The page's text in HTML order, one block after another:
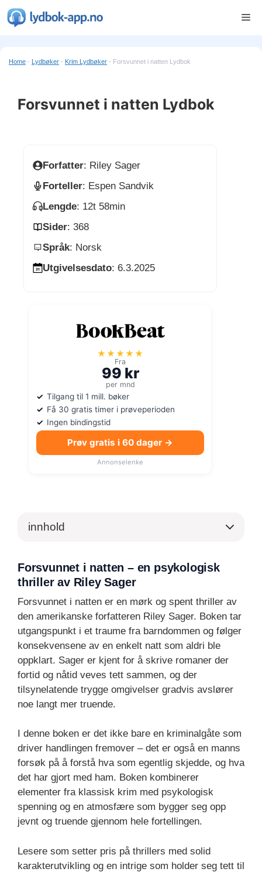
Hopp
Home - Lydbøker - Krim Lydbøker - Forsvunnet i natten Lydbok
Forsvunnet i natten Lydbok
Forfatter: Riley Sager
Forteller: Espen Sandvik
Lengde: 12t 58min
Sider: 368
Språk: Norsk
Utgivelsesdato: 6.3.2025
★★★★★
Fra
99 kr
per mnd
Tilgang til 1 mill. bøker
Få 30 gratis timer i prøveperioden
Ingen bindingstid
Prøv gratis i 60 dager →
Annonselenke
innhold
Forsvunnet i natten – en psykologisk
thriller av Riley Sager
Forsvunnet i natten er en mørk og spent thriller av
den amerikanske forfatteren Riley Sager. Boken tar
utgangspunkt i et traume fra barndommen og følger
konsekvensene av en enkelt natt som aldri ble
oppklart. Sager er kjent for å skrive romaner der
fortid og nåtid veves tett sammen, og der
tilsynelatende trygge omgivelser gradvis avslører
noe langt mer truende.
I denne boken er det ikke bare en kriminalgåte som
driver handlingen fremover – det er også en manns
forsøk på å forstå hva som egentlig skjedde, og hva
det har gjort med ham. Boken kombinerer
elementer fra klassisk krim med psykologisk
spenning og en atmosfære som bygger seg opp
jevnt og truende gjennom hele fortellingen.
Lesere som setter pris på thrillers med solid
karakterutvikling og en intrige som holder seg tett til